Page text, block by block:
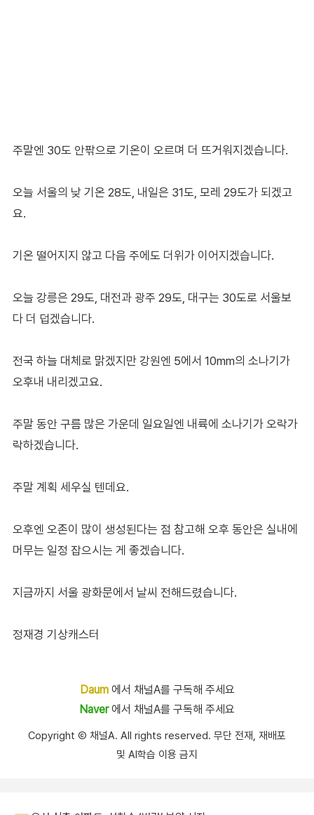
주말엔 30도 안팎으로 기온이 오르며 더 뜨거워지겠습니다.
오늘 서울의 낮 기온 28도, 내일은 31도, 모레 29도가 되겠고
요.
기온 떨어지지 않고 다음 주에도 더위가 이어지겠습니다.
오늘 강릉은 29도, 대전과 광주 29도, 대구는 30도로 서울보
다 더 덥겠습니다.
전국 하늘 대체로 맑겠지만 강원엔 5에서 10mm의 소나기가
오후내 내리겠고요.
주말 동안 구름 많은 가운데 일요일엔 내륙에 소나기가 오락가
락하겠습니다.
주말 계획 세우실 텐데요.
오후엔 오존이 많이 생성된다는 점 참고해 오후 동안은 실내에
머무는 일정 잡으시는 게 좋겠습니다.
지금까지 서울 광화문에서 날씨 전해드렸습니다.
정재경 기상캐스터
Daum에서 채널A를 구독해 주세요
Naver에서 채널A를 구독해 주세요
Copyright Ⓒ 채널A. All rights reserved. 무단 전재, 재배포
및 AI학습 이용 금지